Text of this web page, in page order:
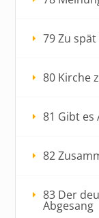
79 Zu
80 Kirche
81 Gibt es
82
83 Der
Abgesang